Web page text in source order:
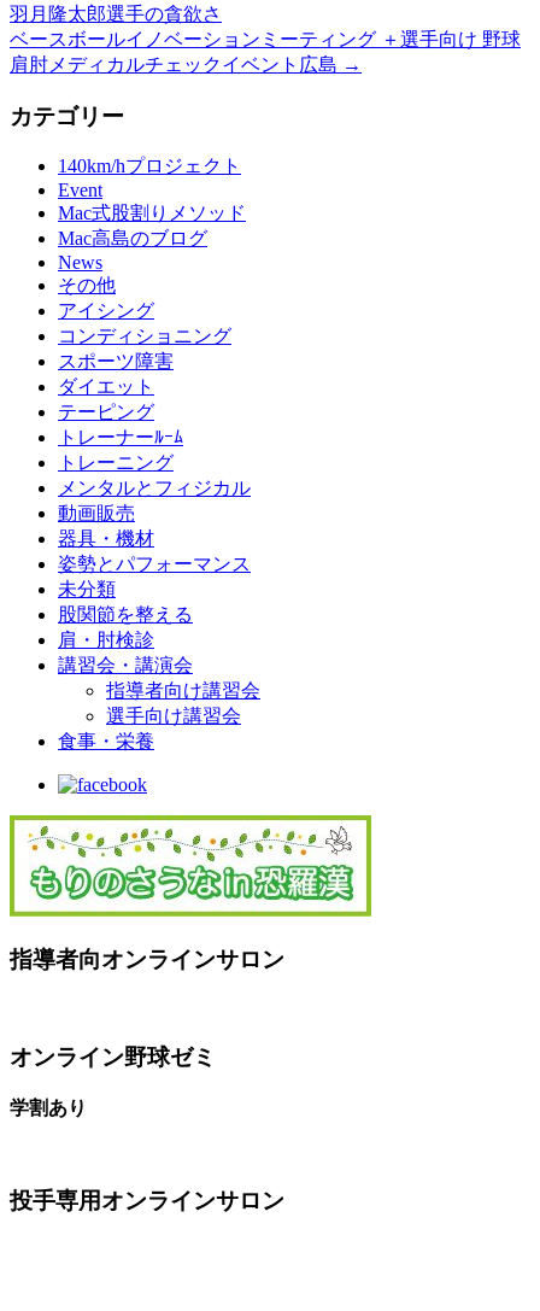
羽月隆太郎選手の貪欲さ
ベースボールイノベーションミーティング ＋選手向け 野球
肩肘メディカルチェックイベント広島 →
カテゴリー
140km/hプロジェクト
Event
Mac式股割りメソッド
Mac高島のブログ
News
その他
アイシング
コンディショニング
スポーツ障害
ダイエット
テーピング
トレーナーﾙｰﾑ
トレーニング
メンタルとフィジカル
動画販売
器具・機材
姿勢とパフォーマンス
未分類
股関節を整える
肩・肘検診
講習会・講演会
指導者向け講習会
選手向け講習会
食事・栄養
指導者向オンラインサロン
オンライン野球ゼミ
学割あり
投手専用オンラインサロン